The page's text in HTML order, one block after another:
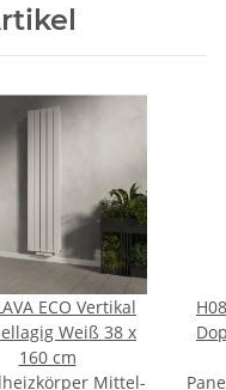
ECO Vertikal
Weiß 38 x
160 cm
Mittel-